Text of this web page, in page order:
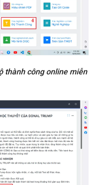
thành công online miễn